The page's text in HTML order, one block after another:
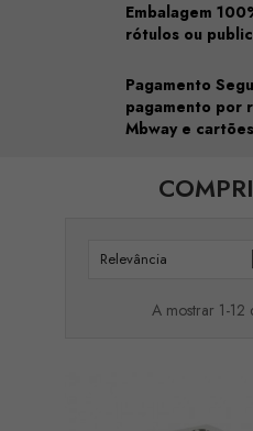
Embalagem
rótulos ou
Pagamento
pagamento por
Mbway e
Relevância
A mostrar 1-12